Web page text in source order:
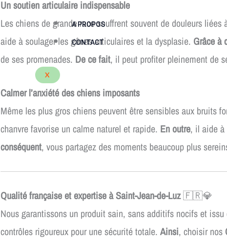
A PROPOS
CONTACT
X
Un soutien articulaire indispensable
Les chiens de grande race souffrent souvent de douleurs liées
aide à soulager les gênes articulaires et la dysplasie. Grâce à
de ses promenades. De ce fait, il peut profiter pleinement de
Calmer l’anxiété des chiens imposants
Même les plus gros chiens peuvent être sensibles aux bruits
chanvre favorise un calme naturel et rapide. En outre, il aide à
conséquent, vous partagez des moments beaucoup plus
Qualité française et expertise à Saint-Jean-de-Luz🇫🇷💎
Nous garantissons un produit sain, sans additifs nocifs et
contrôles rigoureux pour une sécurité totale. Ainsi, choisir nos